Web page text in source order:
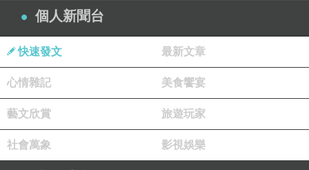
個人新聞台
快速發文 最新文章
心情雜記 美食饗宴
藝文欣賞 旅遊玩家
社會萬象 影視娛樂